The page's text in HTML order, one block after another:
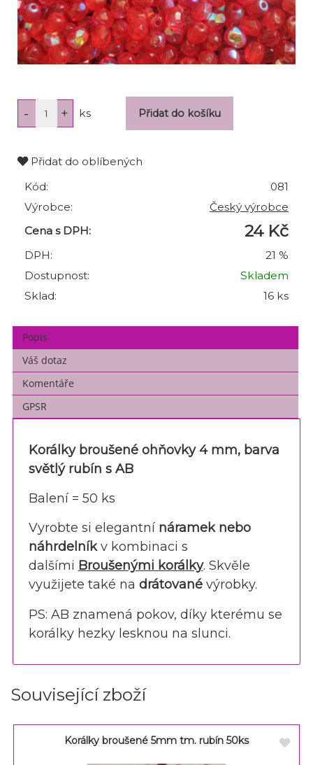
ks
Přidat do oblíbených
Kód:
081
Výrobce:
Český výrobce
Cena s DPH:
24 Kč
DPH:
21 %
Dostupnost:
Skladem
Sklad:
16 ks
Popis
Váš dotaz
Komentáře
GPSR
Korálky broušené ohňovky 4 mm, barva
světlý rubín s AB
Balení = 50 ks
Vyrobte si elegantnínáramek nebo
náhrdelníkv kombinaci s
dalšími Broušenými korálky. Skvěle
využijete také na drátovanévýrobky.
PS: AB znamená pokov, díky kterému se
korálky hezky lesknou na slunci.
Související zboží
Korálky broušené 5mm tm. rubín 50ks